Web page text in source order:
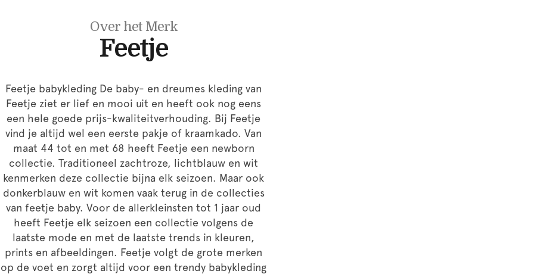
Over het Merk
Feetje
Feetje babykleding De baby- en dreumes kleding van
Feetje ziet er lief en mooi uit en heeft ook nog eens
een hele goede prijs-kwaliteitverhouding. Bij Feetje
vind je altijd wel een eerste pakje of kraamkado. Van
maat 44 tot en met 68 heeft Feetje een newborn
collectie. Traditioneel zachtroze, lichtblauw en wit
kenmerken deze collectie bijna elk seizoen. Maar ook
donkerblauw en wit komen vaak terug in de collecties
van feetje baby. Voor de allerkleinsten tot 1 jaar oud
heeft Feetje elk seizoen een collectie volgens de
laatste mode en met de laatste trends in kleuren,
prints en afbeeldingen. Feetje volgt de grote merken
op de voet en zorgt altijd voor een trendy babykleding